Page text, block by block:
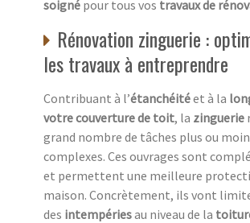
soigné pour tous vos travaux de
Rénovation zinguerie :
les travaux à entreprendre
Contribuant à l’étanchéitéet à la
votre couverture de toit, la zinguerie
grand nombre de tâches plus ou
complexes. Ces ouvrages sont
et permettent une meilleure
maison. Concrètement, ils vont
des intempériesau niveau de la